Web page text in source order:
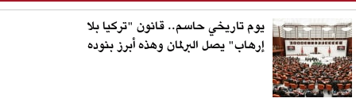
يوم تاريخي حاسم.. قانون "تركيا بلا
إرهاب" يصل البرلمان وهذه أبرز بنوده